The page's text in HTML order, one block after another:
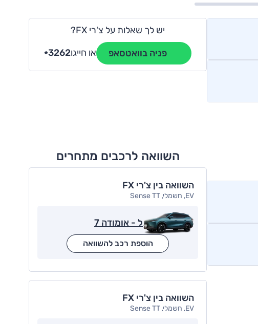
יש לך שאלות על צ'רי FX?
פניה בוואטסאפ או חייגו *3262
השוואה לרכבים מתחרים
השוואה בין צ'רי FX
EV, חשמלי, Sense TT
ל - אומודה 7
הוספת רכב להשוואה
השוואה בין צ'רי FX
EV, חשמלי, Sense TT